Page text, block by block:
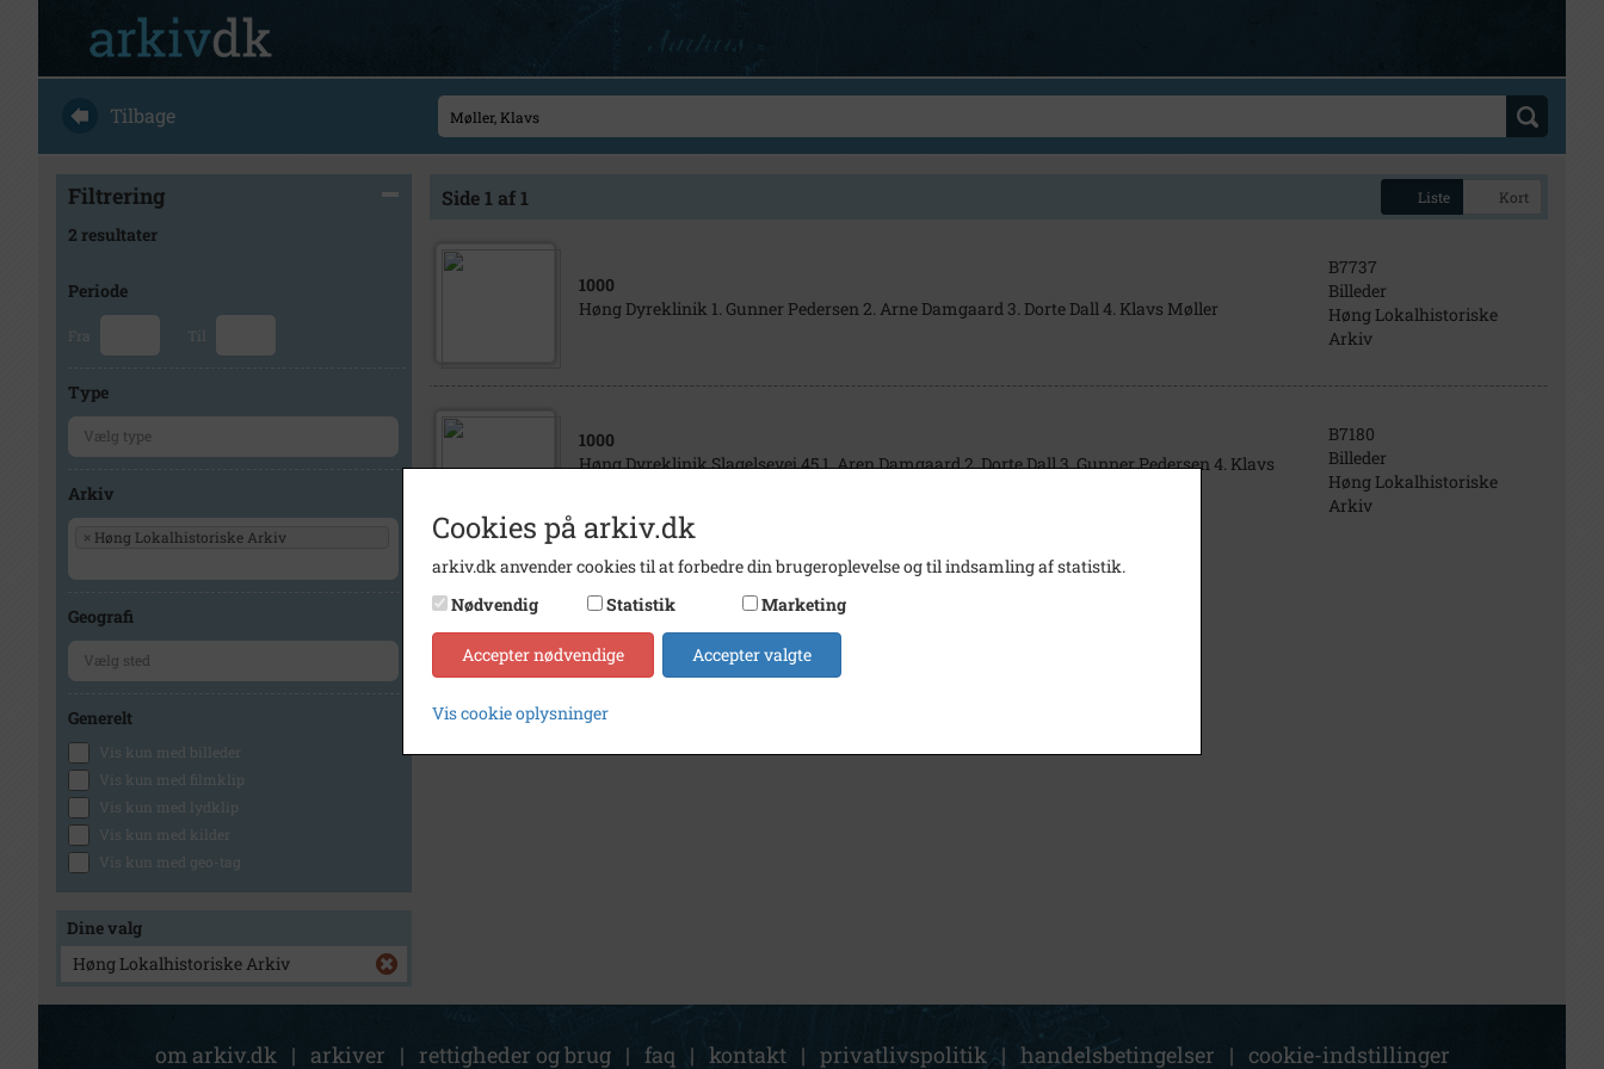
Tilbage
Filtrering
2 resultater
Periode
Fra Til
Type
Arkiv
× Høng Lokalhistoriske Arkiv
Geografi
Generelt
Vis kun med billeder
Vis kun med filmklip
Vis kun med lydklip
Vis kun med kilder
Vis kun med geo-tag
Dine valg
Høng Lokalhistoriske Arkiv
Side 1 af 1 Liste Kort
1000
Høng Dyreklinik 1. Gunner Pedersen 2. Arne Damgaard 3. Dorte Dall 4. Klavs Møller
B7737
Billeder
Høng Lokalhistoriske
Arkiv
1000
Høng Dyreklinik Slagelsevej 45 1. Aren Damgaard 2. Dorte Dall 3. Gunner Pedersen 4. Klavs
B7180
Billeder
Høng Lokalhistoriske
Arkiv
1
om arkiv.dk | arkiver | rettigheder og brug | faq | kontakt | privatlivspolitik | handelsbetingelser | cookie-indstillinger
Cookies på arkiv.dk
arkiv.dk anvender cookies til at forbedre din brugeroplevelse og til indsamling af statistik.
Nødvendig
Statistik Marketing
Accepter nødvendige Accepter valgte
Vis cookie oplysninger